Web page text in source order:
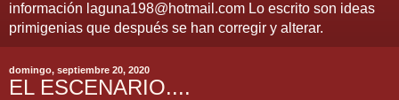
información laguna198@hotmail.com Lo escrito son ideas
primigenias que después se han corregir y alterar.
domingo, septiembre 20, 2020
EL ESCENARIO....